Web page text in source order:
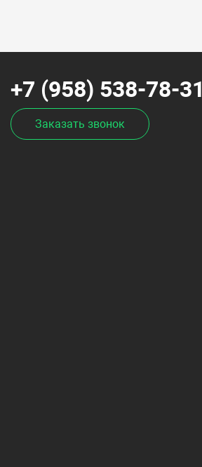
+7 (958) 538-78-31
Заказать звонок